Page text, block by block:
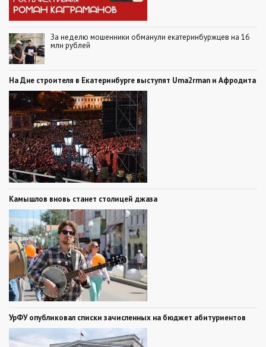
За неделю мошенники обманули екатеринбуржцев на 16
млн рублей
На Дне строителя в Екатеринбурге выступят Uma2rman и Афродита
Камышлов вновь станет столицей джаза
УрФУ опубликовал списки зачисленных на бюджет абитуриентов